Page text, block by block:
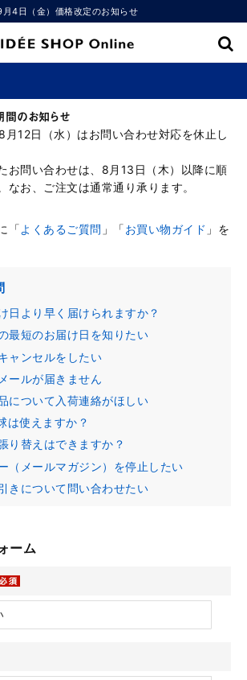
月4日（金）価格改定のお知らせ
のお知らせ
12日（水）はお問い合わせ対応を休止し
お問い合わせは、8月13日（木）以降に順
なお、ご注文は通常通り承ります。
「よくあるご質問 」「お買い物ガイド 」を
日より早く届けられますか？
最短のお届け日を知りたい
ャンセルをしたい
ールが届きません
について入荷連絡がほしい
は使えますか？
り替えはできますか？
（メールマガジン）を停止したい
きについて問い合わせたい
ーム